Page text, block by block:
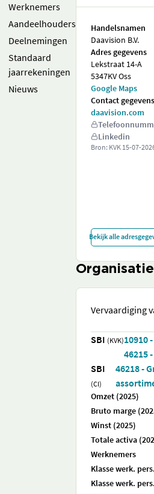
Werknemers
Aandeelhouders
Deelnemingen
Standaard
jaarrekeningen
Nieuws
Handelsnamen
Daavision B.V.
Adres gegevens
Lekstraat 14-A
5347KV Oss
Google Maps
Contact gegevens
daavision.com
Linkedin
Bron: KVK 15-07-
Bekijk alle
Organisatie
Vervaardiging
SBI (KVK)10910
46215
SBI
(CI)
46218 -
Omzet (2025)
Bruto marge
Winst (2025)
Totale activa
Werknemers
Klasse werk.
Klasse werk.